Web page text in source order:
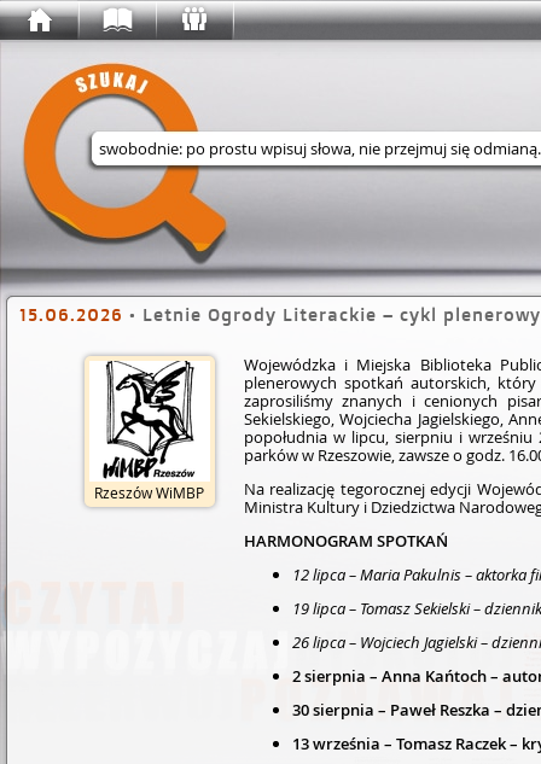
Wyszukaj w serwisie
15.06.2026 • Letnie Ogrody Literackie – cykl
Rzeszów WiMBP
Wojewódzka i Miejska Biblioteka
plenerowych spotkań autorskich,
zaprosiliśmy znanych i cenionych
Sekielskiego, Wojciecha Jagielskiego,
popołudnia w lipcu, sierpniu i
parków w Rzeszowie, zawsze o godz.
Na realizację tegorocznej edycji
Ministra Kultury i Dziedzictwa
HARMONOGRAM SPOTKAŃ
12 lipca – Maria Pakulnis – aktorka
19 lipca – Tomasz Sekielski –
26 lipca – Wojciech Jagielski –
2 sierpnia – Anna Kańtoch –
30 sierpnia – Paweł Reszka –
13 września – Tomasz Raczek –